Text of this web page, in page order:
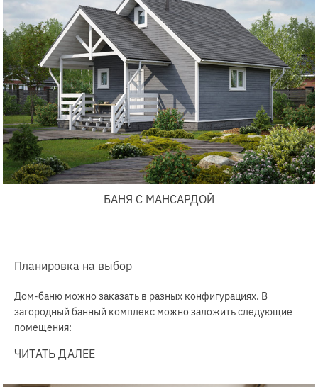
БАНЯ С МАНСАРДОЙ
Планировка на выбор
Дом-баню можно заказать в разных конфигурациях. В
загородный банный комплекс можно заложить следующие
помещения:
ЧИТАТЬ ДАЛЕЕ